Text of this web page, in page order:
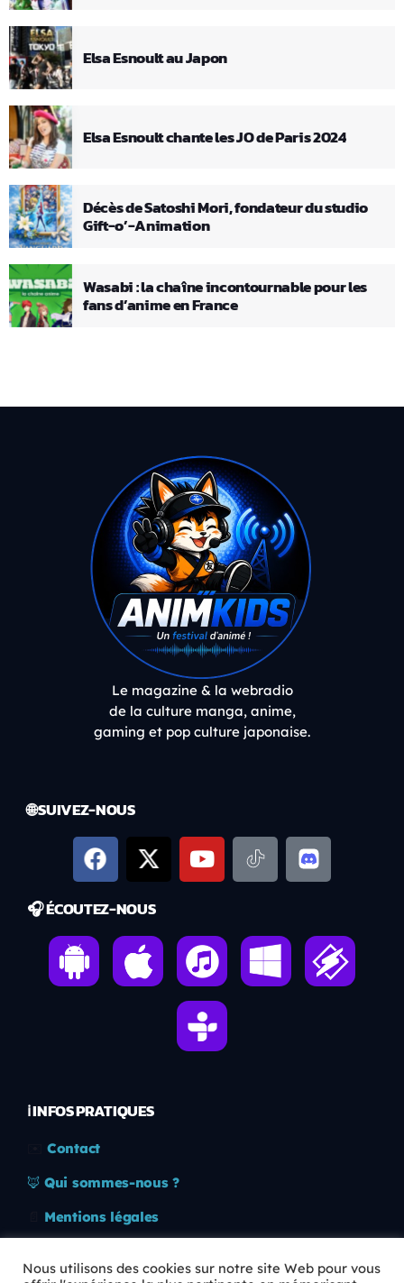
Elsa Esnoult au Japon
Elsa Esnoult chante les JO de Paris 2024
Décès de Satoshi Mori, fondateur du studio
Gift-o’-Animation
Wasabi : la chaîne incontournable pour les
fans d’anime en France
Le magazine & la webradio
de la culture manga, anime,
gaming et pop culture japonaise.
🌐 SUIVEZ-NOUS
🎧 ÉCOUTEZ-NOUS
ℹ️ INFOS PRATIQUES
Contact
🦊 Qui sommes-nous ?
Mentions légales
Nous utilisons des cookies sur notre site Web pour vous